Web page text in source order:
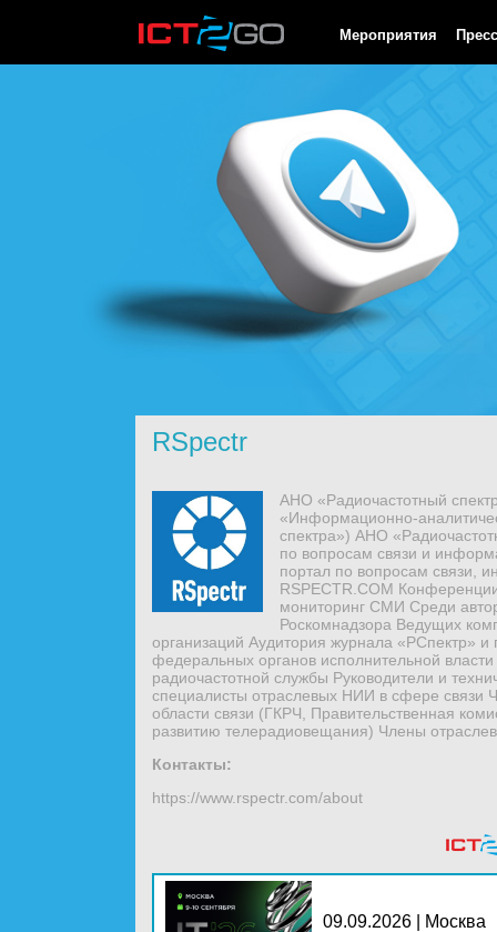
Мероприятия
RSpectr
АНО «Радиочастотный
«Информационно-
спектра») АНО
по вопросам связи и
портал по вопросам связи,
RSPECTR.COM
мониторинг СМИ Среди
Роскомнадзора Ведущих
организаций Аудитория журнала «РСпектр»
федеральных органов исполнительной
радиочастотной службы Руководители и
специалисты отраслевых НИИ в сфере связи
области связи (ГКРЧ, Правительственная
развитию телерадиовещания) Члены
Контакты:
https://www.rspectr.com/about
09.09.2026 | Москва